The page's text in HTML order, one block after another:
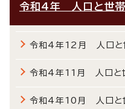
令和4年 人口と世帯
令和4年12月 人口と
令和4年11月 人口と
令和4年10月 人口と